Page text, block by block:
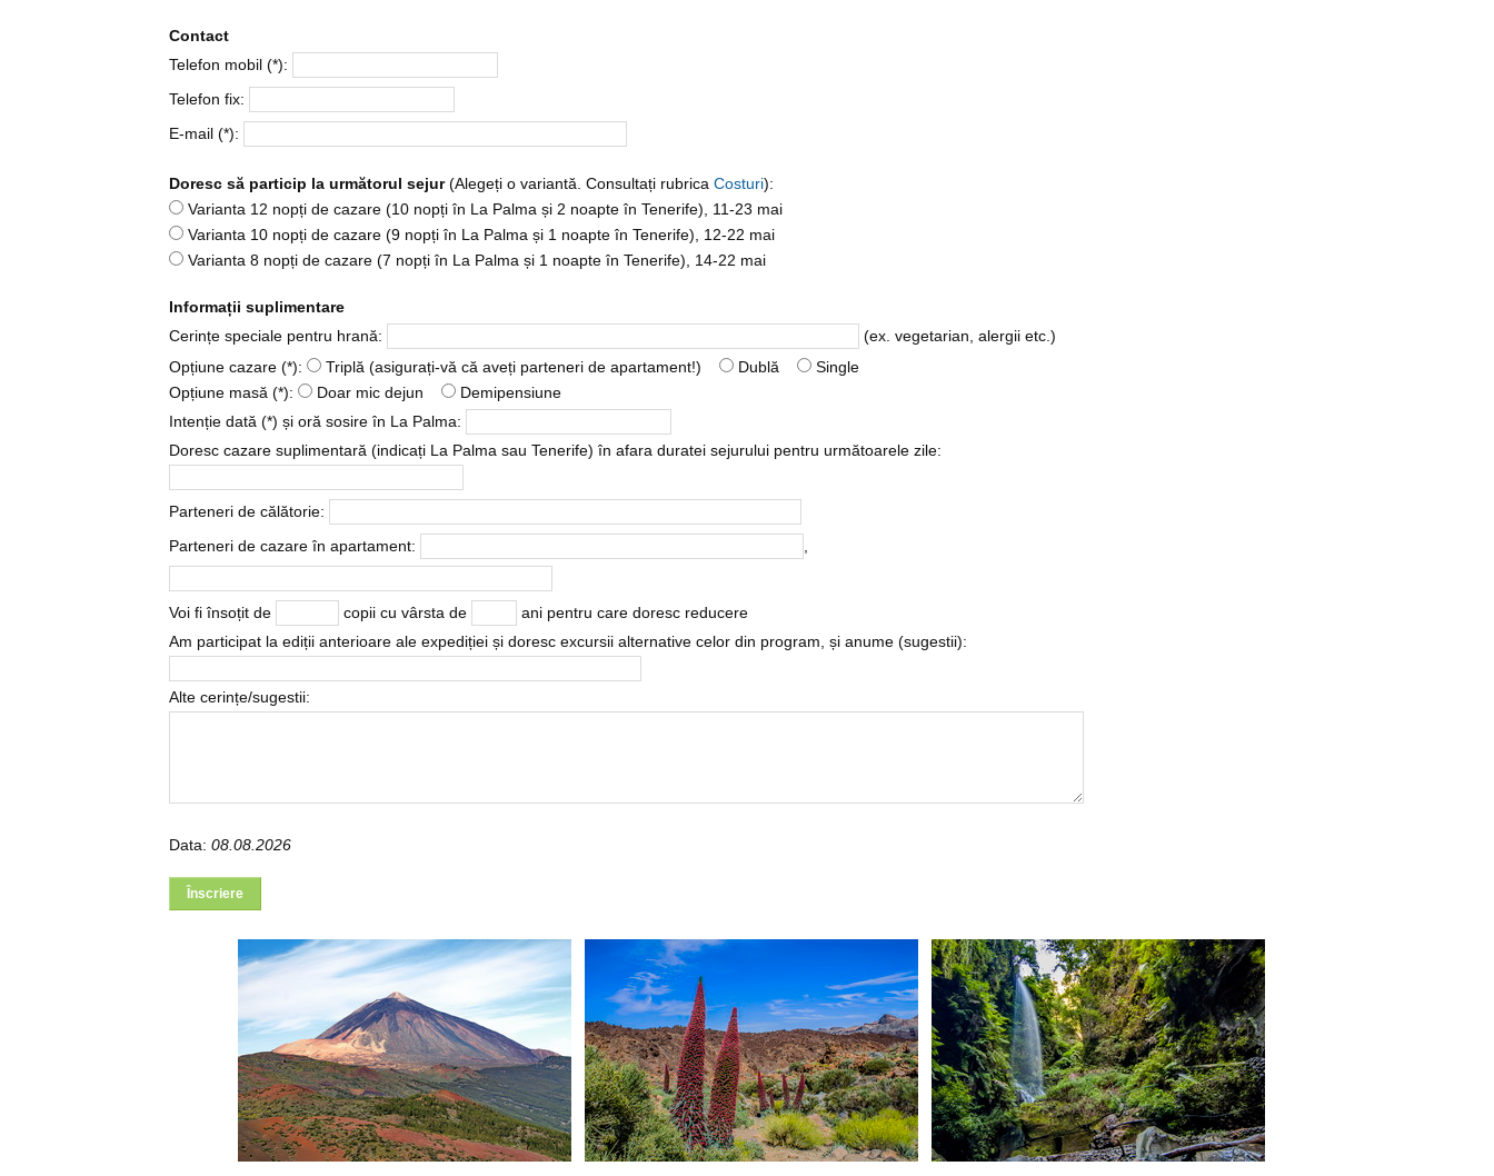
Contact
Telefon mobil (*):
Telefon fix:
E-mail (*):
Doresc să particip la următorul sejur(Alegeți o variantă. Consultați rubrica Costuri):
Varianta 12 nopți de cazare (10 nopți în La Palma și 2 noapte în Tenerife), 11-23 mai
Varianta 10 nopți de cazare (9 nopți în La Palma și 1 noapte în Tenerife), 12-22 mai
Varianta 8 nopți de cazare (7 nopți în La Palma și 1 noapte în Tenerife), 14-22 mai
Informații suplimentare
Cerințe speciale pentru hrană:
(ex. vegetarian, alergii etc.)
Opțiune cazare (*):
Triplă (asigurați-vă că aveți parteneri de apartament!) Dublă
Single
Opțiune masă (*):
Doar mic dejun
Demipensiune
Intenție dată (*) și oră sosire în La Palma:
Doresc cazare suplimentară (indicați La Palma sau Tenerife) în afara duratei sejurului pentru următoarele zile:
Parteneri de călătorie:
Parteneri de cazare în apartament:
Voi fi însoțit de copii cu vârsta de
ani pentru care doresc reducere
Am participat la ediții anterioare ale expediției și doresc excursii alternative celor din program, și anume (sugestii):
Alte cerințe/sugestii:
Data: 08.08.2026